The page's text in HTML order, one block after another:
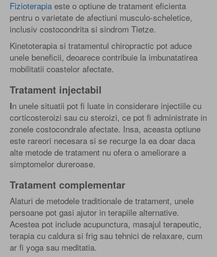
Fizioterapia este o optiune de tratament eficienta
pentru o varietate de afectiuni musculo-scheletice,
inclusiv costocondrita si sindrom Tietze.
Kinetoterapia si tratamentul chiropractic pot aduce
unele beneficii, deoarece contribuie la imbunatatirea
mobilitatii coastelor afectate.
Tratament injectabil
In unele situatii pot fi luate in considerare injectiile cu
corticosteroizi sau cu steroizi, ce pot fi administrate in
zonele costocondrale afectate. Insa, aceasta optiune
este rareori necesara si se recurge la ea doar daca
alte metode de tratament nu ofera o ameliorare a
simptomelor dureroase.
Tratament complementar
Alaturi de metodele traditionale de tratament, unele
persoane pot gasi ajutor in terapiile alternative.
Acestea pot include acupunctura, masajul terapeutic,
terapia cu caldura si frig sau tehnici de relaxare, cum
ar fi yoga sau meditatia.